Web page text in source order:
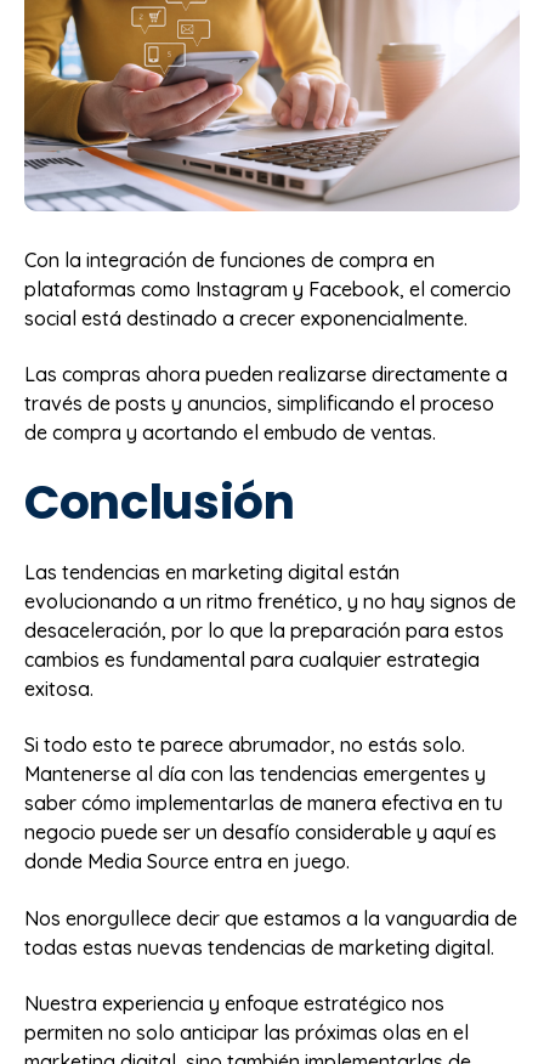
Con la integración de funciones de compra en
plataformas como Instagram y Facebook, el comercio
social está destinado a crecer exponencialmente.
Las compras ahora pueden realizarse directamente a
través de posts y anuncios, simplificando el proceso
de compra y acortando el embudo de ventas.
Conclusión
Las tendencias en marketing digital están
evolucionando a un ritmo frenético, y no hay signos de
desaceleración, por lo que la preparación para estos
cambios es fundamental para cualquier estrategia
exitosa.
Si todo esto te parece abrumador, no estás solo.
Mantenerse al día con las tendencias emergentes y
saber cómo implementarlas de manera efectiva en tu
negocio puede ser un desafío considerable y aquí es
donde Media Source entra en juego.
Nos enorgullece decir que estamos a la vanguardia de
todas estas nuevas tendencias de marketing digital.
Nuestra experiencia y enfoque estratégico nos
permiten no solo anticipar las próximas olas en el